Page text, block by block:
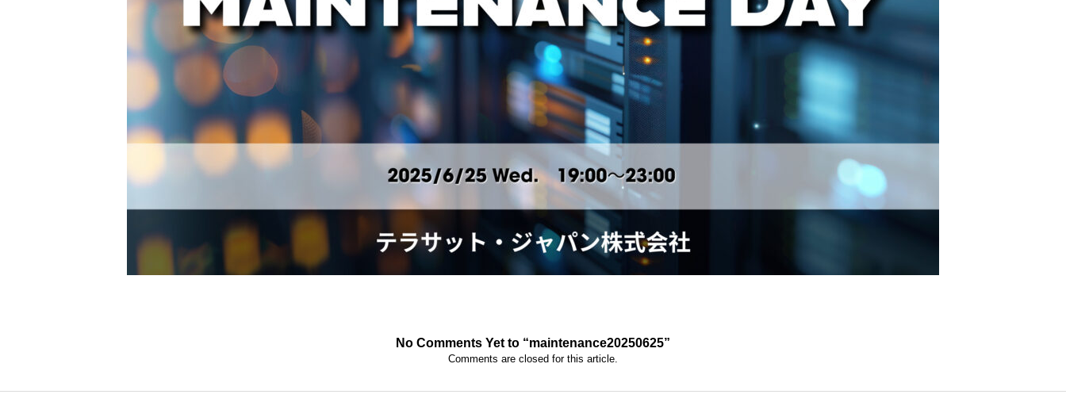
No Comments Yet to “maintenance20250625”
Comments are closed for this article.